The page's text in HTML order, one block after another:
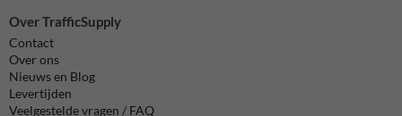
Over TrafficSupply
Contact
Over ons
Nieuws en Blog
Levertijden
Veelgestelde vragen / FAQ